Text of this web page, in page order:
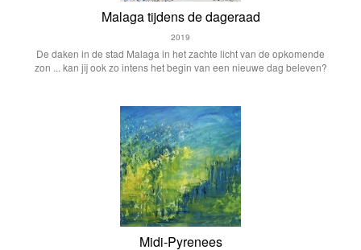
Malaga tijdens de dageraad
2019
De daken in de stad Malaga in het zachte licht van de opkomende
zon ... kan jij ook zo intens het begin van een nieuwe dag beleven?
Midi-Pyrenees